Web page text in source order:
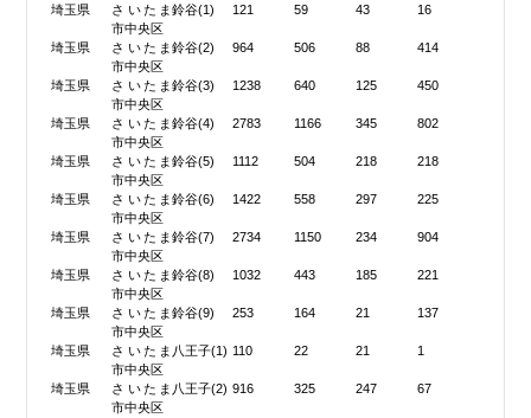
埼玉県
さいたま
市中央区
鈴谷(1) 121 59 43 16
埼玉県
さいたま
市中央区
鈴谷(2) 964 506 88 414
埼玉県
さいたま
市中央区
鈴谷(3) 1238 640 125 450
埼玉県
さいたま
市中央区
鈴谷(4) 2783 1166 345 802
埼玉県
さいたま
市中央区
鈴谷(5) 1112 504 218 218
埼玉県
さいたま
市中央区
鈴谷(6) 1422 558 297 225
埼玉県
さいたま
市中央区
鈴谷(7) 2734 1150 234 904
埼玉県
さいたま
市中央区
鈴谷(8) 1032 443 185 221
埼玉県
さいたま
市中央区
鈴谷(9) 253 164 21 137
埼玉県
さいたま
市中央区
八王子(1) 110 22 21 1
埼玉県
さいたま
市中央区
八王子(2) 916 325 247 67